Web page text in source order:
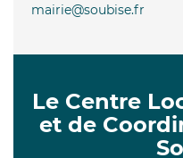
mairie@soubise.fr
Le Centre
et de